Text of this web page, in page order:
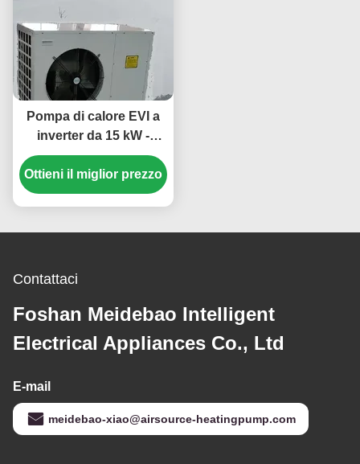
Pompa di calore EVI a
inverter da 15 kW -
Sistema di
riscaldamento e
raffreddamento
vista energetico ed
Ottieni il miglior prezzo
Contattaci
Foshan Meidebao Intelligent
Electrical Appliances Co., Ltd
E-mail
meidebao-xiao@airsource-heatingpump.com